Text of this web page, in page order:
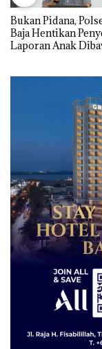
Bukan Pidana,
Baja Hentikan
Laporan Anak